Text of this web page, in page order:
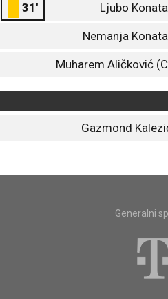
31' Ljubo
Nemanja
Muharem Aličković
Gazmond
Generalni